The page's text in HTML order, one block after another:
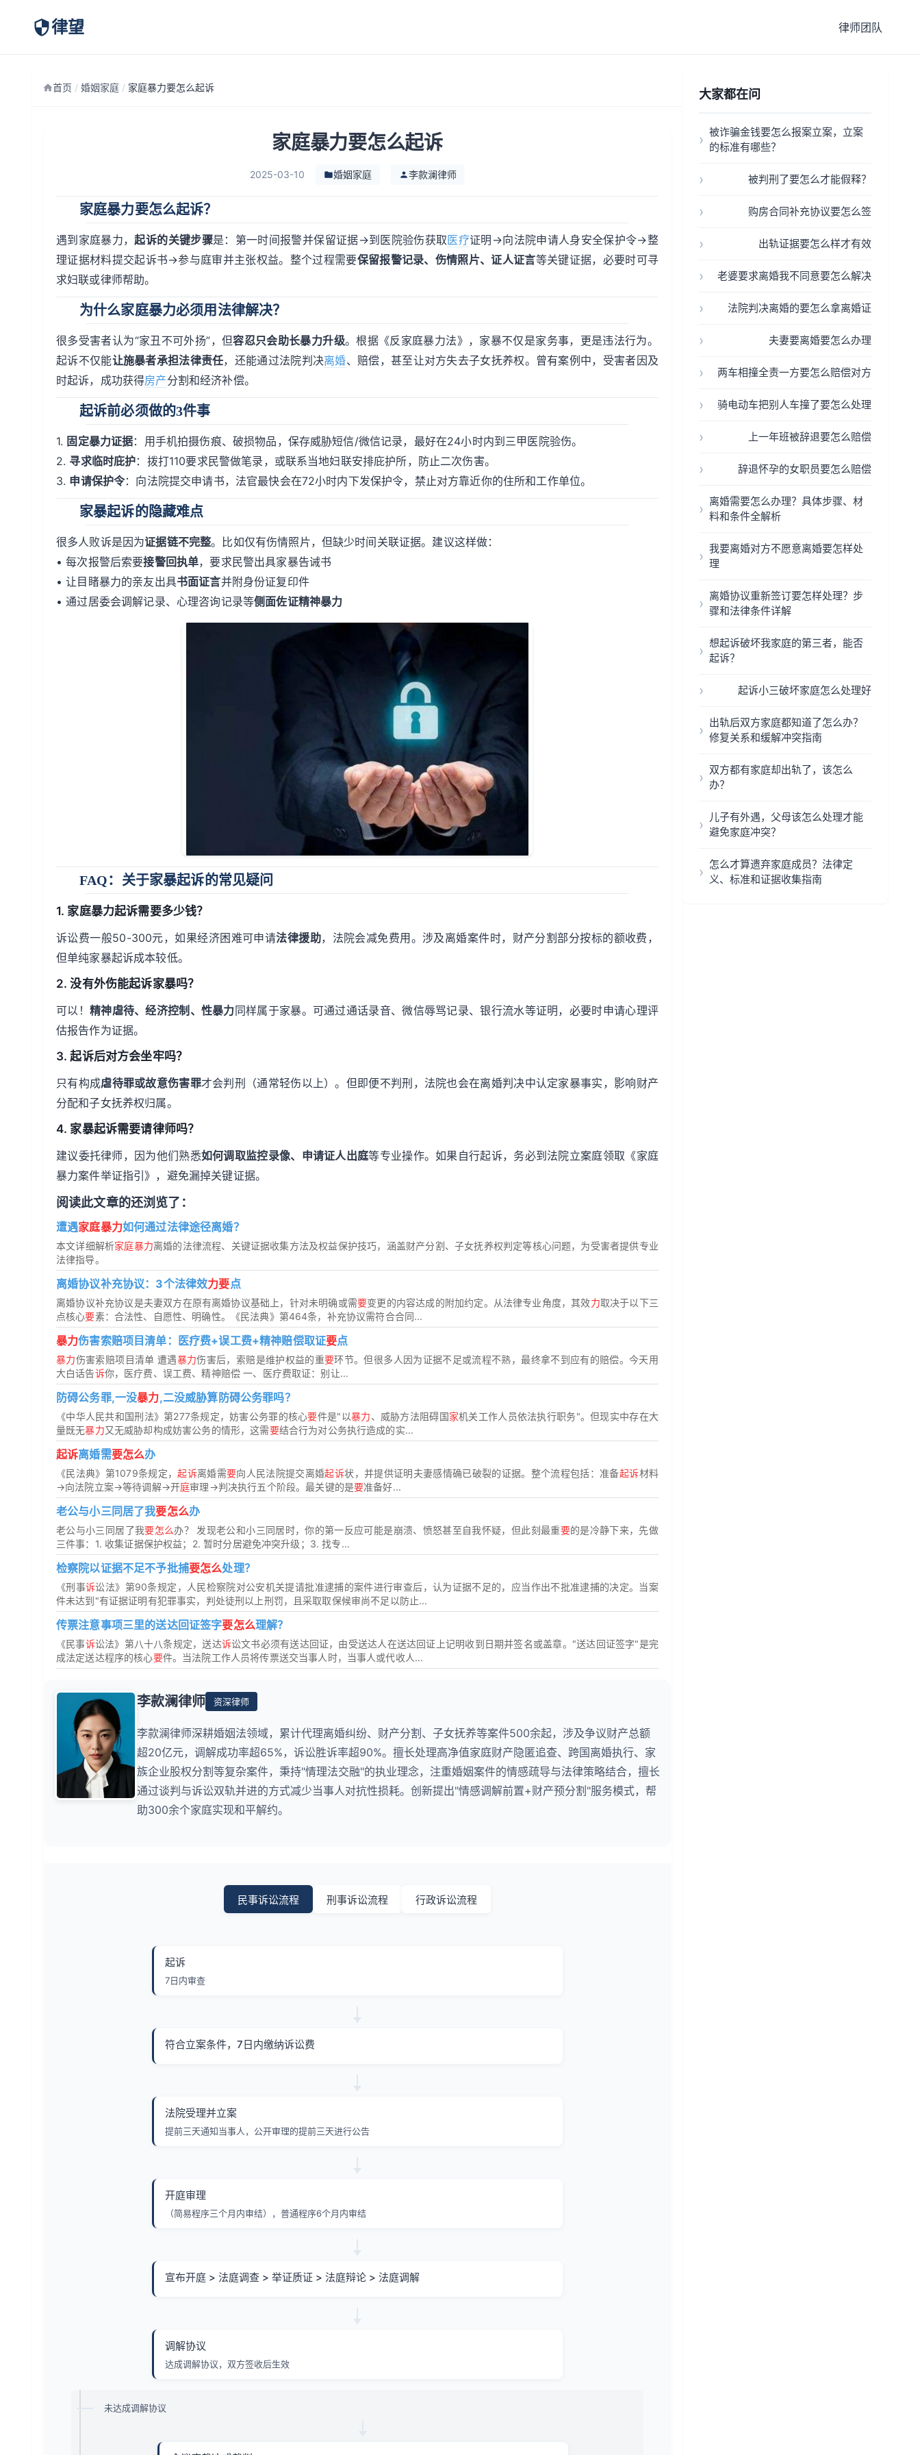
律望 律师团队
首页 / 婚姻家庭 / 家庭暴力要怎么起诉
家庭暴力要怎么起诉
2025-03-10 婚姻家庭 李款澜律师
家庭暴力要怎么起诉？
遇到家庭暴力，起诉的关键步骤是：第一时间报警并保留证据→到医院验伤获取医疗证明→向法院申请人身安全保护令→整
理证据材料提交起诉书→参与庭审并主张权益。整个过程需要保留报警记录、伤情照片、证人证言等关键证据，必要时可寻
求妇联或律师帮助。
为什么家庭暴力必须用法律解决？
很多受害者认为“家丑不可外扬”，但容忍只会助长暴力升级。根据《反家庭暴力法》，家暴不仅是家务事，更是违法行为。
起诉不仅能让施暴者承担法律责任，还能通过法院判决离婚、赔偿，甚至让对方失去子女抚养权。曾有案例中，受害者因及
时起诉，成功获得房产分割和经济补偿。
起诉前必须做的3件事
1. 固定暴力证据：用手机拍摄伤痕、破损物品，保存威胁短信/微信记录，最好在24小时内到三甲医院验伤。
2. 寻求临时庇护：拨打110要求民警做笔录，或联系当地妇联安排庇护所，防止二次伤害。
3. 申请保护令：向法院提交申请书，法官最快会在72小时内下发保护令，禁止对方靠近你的住所和工作单位。
家暴起诉的隐藏难点
很多人败诉是因为证据链不完整。比如仅有伤情照片，但缺少时间关联证据。建议这样做：
• 每次报警后索要接警回执单，要求民警出具家暴告诫书
• 让目睹暴力的亲友出具书面证言并附身份证复印件
• 通过居委会调解记录、心理咨询记录等侧面佐证精神暴力
FAQ：关于家暴起诉的常见疑问
1. 家庭暴力起诉需要多少钱？
诉讼费一般50-300元，如果经济困难可申请法律援助，法院会减免费用。涉及离婚案件时，财产分割部分按标的额收费，
但单纯家暴起诉成本较低。
2. 没有外伤能起诉家暴吗？
可以！ 精神虐待、经济控制、性暴力同样属于家暴。可通过通话录音、微信辱骂记录、银行流水等证明，必要时申请心理评
估报告作为证据。
3. 起诉后对方会坐牢吗？
只有构成虐待罪或故意伤害罪才会判刑（通常轻伤以上）。但即便不判刑，法院也会在离婚判决中认定家暴事实，影响财产
分配和子女抚养权归属。
4. 家暴起诉需要请律师吗？
建议委托律师，因为他们熟悉如何调取监控录像、申请证人出庭等专业操作。如果自行起诉，务必到法院立案庭领取《家庭
暴力案件举证指引》，避免漏掉关键证据。
阅读此文章的还浏览了：
遭遇家庭暴力如何通过法律途径离婚？
本文详细解析家庭暴力离婚的法律流程、关键证据收集方法及权益保护技巧，涵盖财产分割、子女抚养权判定等核心问题，为受害者提供专业
法律指导。
离婚协议补充协议：3个法律效力要点
离婚协议补充协议是夫妻双方在原有离婚协议基础上，针对未明确或需要变更的内容达成的附加约定。从法律专业角度，其效力取决于以下三
点核心要素：合法性、自愿性、明确性。《民法典》第464条，补充协议需符合合同...
暴力伤害索赔项目清单：医疗费+误工费+精神赔偿取证要点
暴力伤害索赔项目清单 遭遇暴力伤害后，索赔是维护权益的重要环节。但很多人因为证据不足或流程不熟，最终拿不到应有的赔偿。今天用
大白话告诉你，医疗费、误工费、精神赔偿 一、医疗费取证：别让...
防碍公务罪,一没暴力,二没威胁算防碍公务罪吗？
《中华人民共和国刑法》第277条规定，妨害公务罪的核心要件是"以暴力、威胁方法阻碍国家机关工作人员依法执行职务"。但现实中存在大
量既无暴力又无威胁却构成妨害公务的情形，这需要结合行为对公务执行造成的实...
起诉离婚需要怎么办
《民法典》第1079条规定，起诉离婚需要向人民法院提交离婚起诉状，并提供证明夫妻感情确已破裂的证据。整个流程包括：准备起诉材料
→向法院立案→等待调解→开庭审理→判决执行五个阶段。最关键的是要准备好...
老公与小三同居了我要怎么办
老公与小三同居了我要怎么办？ 发现老公和小三同居时，你的第一反应可能是崩溃、愤怒甚至自我怀疑，但此刻最重要的是冷静下来，先做
三件事：1. 收集证据保护权益；2. 暂时分居避免冲突升级；3. 找专...
检察院以证据不足不予批捕要怎么处理？
《刑事诉讼法》第90条规定，人民检察院对公安机关提请批准逮捕的案件进行审查后，认为证据不足的，应当作出不批准逮捕的决定。当案
件未达到"有证据证明有犯罪事实，判处徒刑以上刑罚，且采取取保候审尚不足以防止...
传票注意事项三里的送达回证签字要怎么理解？
《民事诉讼法》第八十八条规定，送达诉讼文书必须有送达回证，由受送达人在送达回证上记明收到日期并签名或盖章。"送达回证签字"是完
成法定送达程序的核心要件。当法院工作人员将传票送交当事人时，当事人或代收人...
李款澜律师 资深律师
李款澜律师深耕婚姻法领域，累计代理离婚纠纷、财产分割、子女抚养等案件500余起，涉及争议财产总额
超20亿元，调解成功率超65%，诉讼胜诉率超90%。擅长处理高净值家庭财产隐匿追查、跨国离婚执行、家
族企业股权分割等复杂案件，秉持"情理法交融"的执业理念，注重婚姻案件的情感疏导与法律策略结合，擅长
通过谈判与诉讼双轨并进的方式减少当事人对抗性损耗。创新提出"情感调解前置+财产预分割"服务模式，帮
助300余个家庭实现和平解约。
民事诉讼流程 刑事诉讼流程 行政诉讼流程
起诉
7日内审查
符合立案条件，7日内缴纳诉讼费
法院受理并立案
提前三天通知当事人，公开审理的提前三天进行公告
开庭审理
（简易程序三个月内审结），普通程序6个月内审结
宣布开庭 > 法庭调查 > 举证质证 > 法庭辩论 > 法庭调解
调解协议
达成调解协议，双方签收后生效
未达成调解协议
大家都在问
被诈骗金钱要怎么报案立案，立案
的标准有哪些？
被判刑了要怎么才能假释？
购房合同补充协议要怎么签
出轨证据要怎么样才有效
老婆要求离婚我不同意要怎么解决
法院判决离婚的要怎么拿离婚证
夫妻要离婚要怎么办理
两车相撞全责一方要怎么赔偿对方
骑电动车把别人车撞了要怎么处理
上一年班被辞退要怎么赔偿
辞退怀孕的女职员要怎么赔偿
离婚需要怎么办理？具体步骤、材
料和条件全解析
我要离婚对方不愿意离婚要怎样处
理
离婚协议重新签订要怎样处理？步
骤和法律条件详解
想起诉破坏我家庭的第三者，能否
起诉？
起诉小三破坏家庭怎么处理好
出轨后双方家庭都知道了怎么办？
修复关系和缓解冲突指南
双方都有家庭却出轨了，该怎么
办？
儿子有外遇，父母该怎么处理才能
避免家庭冲突？
怎么才算遗弃家庭成员？法律定
义、标准和证据收集指南